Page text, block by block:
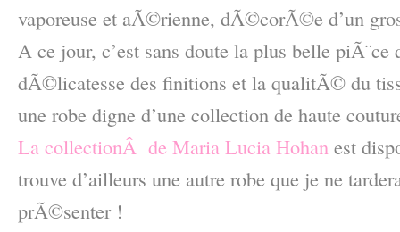
vaporeuse et aÃ©rienne, dÃ©corÃ©e d’un
A ce jour, c’est sans doute la plus belle piÃ¨ce
dÃ©licatesse des finitions et la qualitÃ© du
une robe digne d’une collection de haute
La collectionÂ de Maria Lucia Hohan est
trouve d’ailleurs une autre robe que je ne
prÃ©senter !